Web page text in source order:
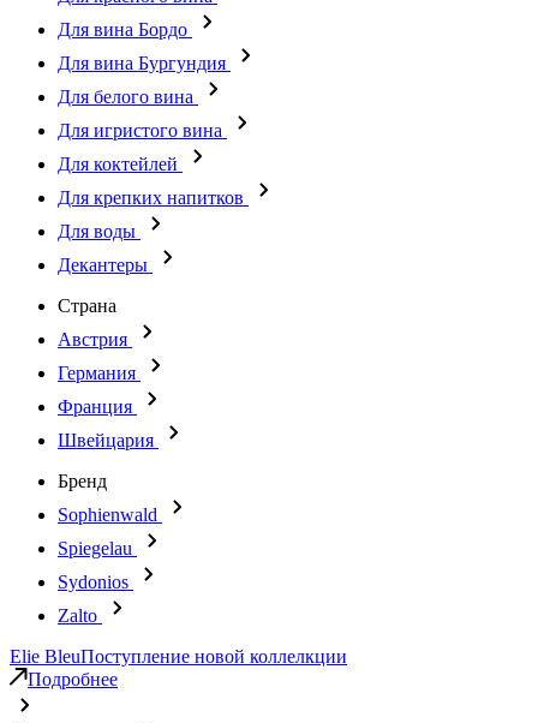
Для вина Бордо
Для вина Бургундия
Для белого вина
Для игристого вина
Для коктейлей
Для крепких напитков
Для воды
Декантеры
Страна
Австрия
Германия
Франция
Швейцария
Бренд
Sophienwald
Spiegelau
Sydonios
Zalto
Elie BleuПоступление новой коллелкции
Подробнее